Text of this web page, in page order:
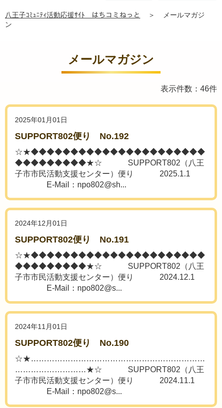
八王子ｺﾐｭﾆﾃｨ活動応援ｻｲﾄ はちコミねっと ＞
メールマガジ
ン
メールマガジン
表示件数：46件
2025年01月01日
SUPPORT802便り No.192
☆★◆◆◆◆◆◆◆◆◆◆◆◆◆◆◆◆◆◆◆◆◆◆
◆◆◆◆◆◆◆◆◆★☆ SUPPORT802（八王
子市市民活動支援センター）便り 2025.1.1
E-Mail：npo802@sh...
2024年12月01日
SUPPORT802便り No.191
☆★◆◆◆◆◆◆◆◆◆◆◆◆◆◆◆◆◆◆◆◆◆◆
◆◆◆◆◆◆◆◆◆★☆ SUPPORT802（八王
子市市民活動支援センター）便り 2024.12.1
E-Mail：npo802@s...
2024年11月01日
SUPPORT802便り No.190
☆★…………………………………………………………
………………………★☆ SUPPORT802（八王
子市市民活動支援センター）便り 2024.11.1
E-Mail：npo802@s...